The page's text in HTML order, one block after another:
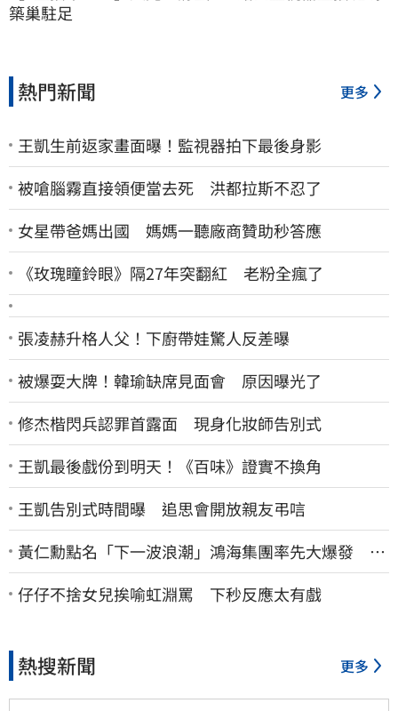
築巢駐足
熱門新聞 更多
王凱生前返家畫面曝！監視器拍下最後身影
被嗆腦霧直接領便當去死 洪都拉斯不忍了
女星帶爸媽出國 媽媽一聽廠商贊助秒答應
《玫瑰瞳鈴眼》隔27年突翻紅 老粉全瘋了
張凌赫升格人父！下廚帶娃驚人反差曝
被爆耍大牌！韓瑜缺席見面會 原因曝光了
修杰楷閃兵認罪首露面 現身化妝師告別式
王凱最後戲份到明天！《百味》證實不換角
王凱告別式時間曝 追思會開放親友弔唁
黃仁勳點名「下一波浪潮」鴻海集團率先大爆發 台
股這族群全面噴出
仔仔不捨女兒挨喻虹淵罵 下秒反應太有戲
熱搜新聞 更多